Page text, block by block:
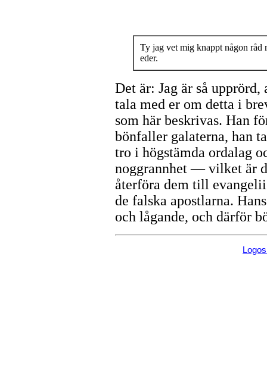
Ty jag vet mig knappt någon råd
eder.
Det är: Jag är så
tala med er om detta i
som här beskrivas. Han
bönfaller galaterna, han
tro i högstämda ordalag
noggrannhet — vilket är
återföra dem till
de falska apostlarna.
och lågande, och därför